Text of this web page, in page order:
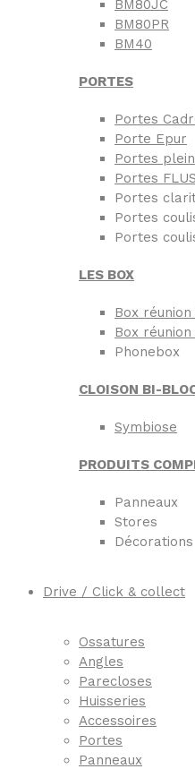
BM80JC
BM80PR
BM40
PORTES
Portes
Porte Epur
Portes
Portes
Portes
Portes
Portes
LES BOX
Box
Box
Phonebox
CLOISON BI-
Symbiose
PRODUITS
Panneaux
Stores
Décorations
Drive / Click & collect
Ossatures
Angles
Parecloses
Huisseries
Accessoires
Portes
Panneaux